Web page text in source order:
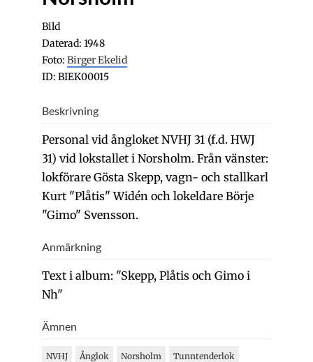
Bild
Daterad: 1948
Foto: Birger Ekelid
ID: BIEK00015
Beskrivning
Personal vid ångloket NVHJ 31 (f.d. HWJ
31) vid lokstallet i Norsholm. Från vänster:
lokförare Gösta Skepp, vagn- och stallkarl
Kurt "Plåtis" Widén och lokeldare Börje
"Gimo" Svensson.
Anmärkning
Text i album: "Skepp, Plåtis och Gimo i
Nh"
Ämnen
NVHJ Ånglok Norsholm Tunntenderlok